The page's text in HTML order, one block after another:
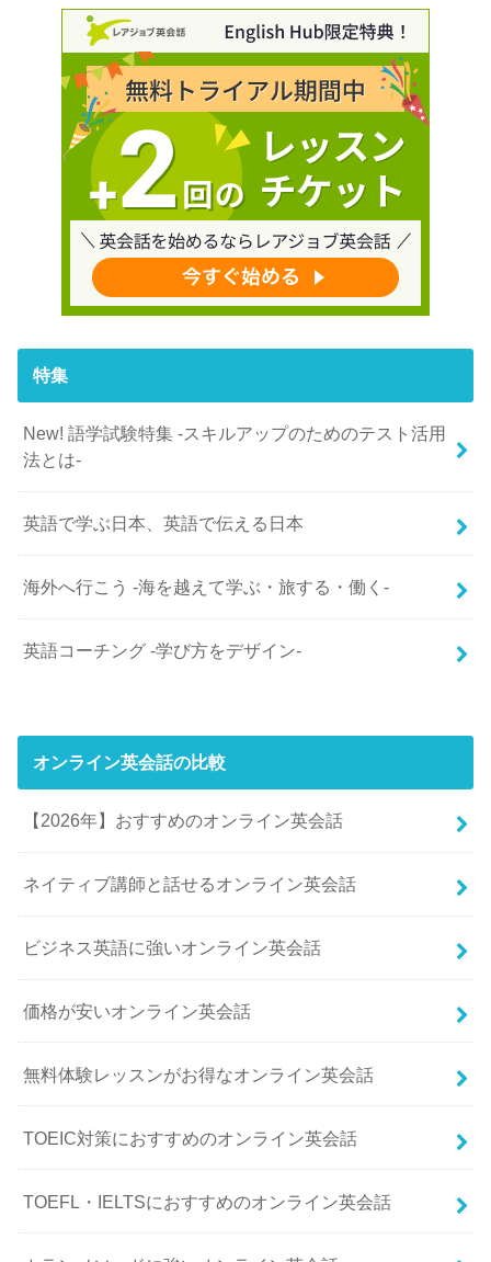
特集
New! 語学試験特集 -スキルアップのためのテスト活用
法とは-
英語で学ぶ日本、英語で伝える日本
海外へ行こう -海を越えて学ぶ・旅する・働く-
英語コーチング -学び方をデザイン-
オンライン英会話の比較
【2026年】おすすめのオンライン英会話
ネイティブ講師と話せるオンライン英会話
ビジネス英語に強いオンライン英会話
価格が安いオンライン英会話
無料体験レッスンがお得なオンライン英会話
TOEIC対策におすすめのオンライン英会話
TOEFL・IELTSにおすすめのオンライン英会話